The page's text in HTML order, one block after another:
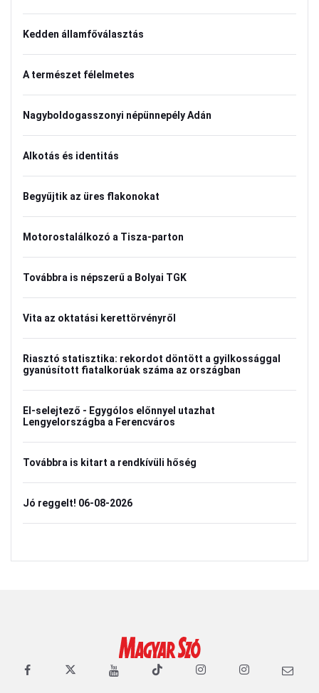
Kedden államfőválasztás
A természet félelmetes
Nagyboldogasszonyi népünnepély Adán
Alkotás és identitás
Begyűjtik az üres flakonokat
Motorostalálkozó a Tisza-parton
Továbbra is népszerű a Bolyai TGK
Vita az oktatási kerettörvényről
Riasztó statisztika: rekordot döntött a gyilkossággal
gyanúsított fiatalkorúak száma az országban
El-selejtező - Egygólos előnnyel utazhat
Lengyelországba a Ferencváros
Továbbra is kitart a rendkívüli hőség
Jó reggelt! 06-08-2026